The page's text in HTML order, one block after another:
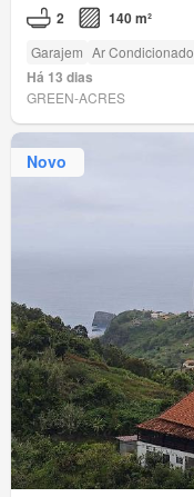
2 140 m²
Garajem Ar Condicionado
Há 13 dias
GREEN-ACRES
Novo